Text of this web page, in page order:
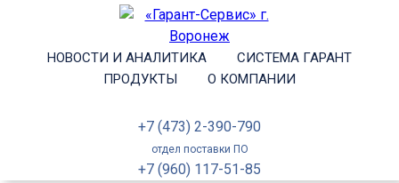
НОВОСТИ И АНАЛИТИКА
СИСТЕМА ГАРАНТ
ПРОДУКТЫ
О КОМПАНИИ
+7 (473) 2-390-790
отдел поставки ПО
+7 (960) 117-51-85